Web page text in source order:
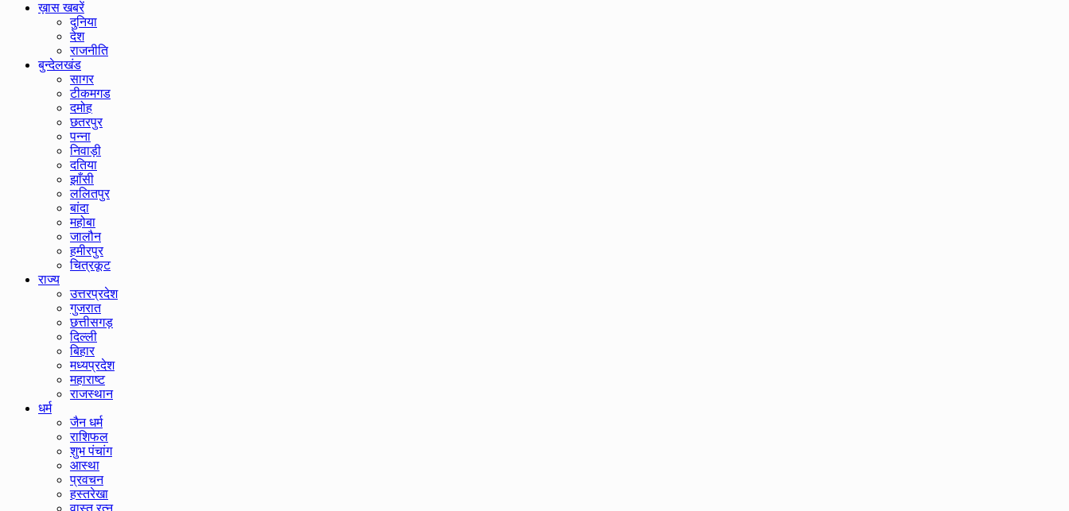
ख़ास खबरें
दुनिया
देश
राजनीति
बुन्देलखंड
सागर
टीकमगड
दमोह
छतरपुर
पन्ना
निवाड़ी
दतिया
झाँसी
ललितपुर
बांदा
महोबा
जालौन
हमीरपुर
चित्रकूट
राज्य
उत्तरप्रदेश
गुजरात
छत्तीसगड़
दिल्ली
बिहार
मध्यप्रदेश
महाराष्ट
राजस्थान
धर्म
जैन धर्म
राशिफल
शुभ पंचांग
आस्था
प्रवचन
हस्तरेखा
वास्तु रत्न